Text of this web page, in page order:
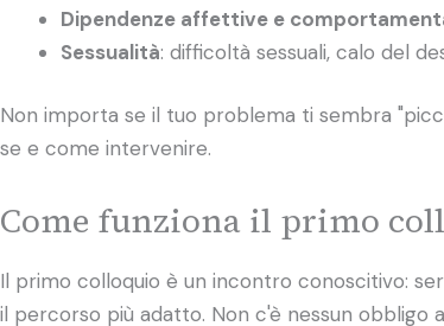
Dipendenze affettive e
Sessualità: difficoltà sessuali, calo del
Non importa se il tuo problema ti sembra
se e come intervenire.
Come funziona il primo
Il primo colloquio è un incontro conoscitivo:
il percorso più adatto. Non c'è nessun obbligo